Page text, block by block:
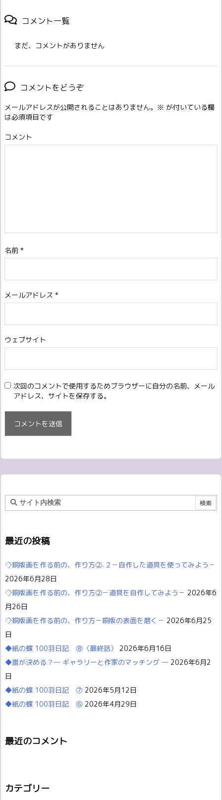
コメント一覧
まだ、コメントがありません
コメントをどうぞ
メールアドレスが公開されることはありません。 ※ が付いている欄
は必須項目です
コメント
名前 *
メールアドレス *
ウェブサイト
次回のコメントで使用するためブラウザーに自分の名前、メール
アドレス、サイトを保存する。
最近の投稿
◇銅版画を作る前の、作り方②₋２－自作した道具を使ってみよう－
2026年6月28日
◇銅版画を作る前の、作り方②－道具を自作してみよう－ 2026年6
月26日
◇銅版画を作る前の、作り方－銅版の表面を磨く－ 2026年6月25
日
◆紙の蝶 100羽日記 ⓼〈最終話〉
2026年6月16日
◆誰が決める？― ギャラリーと作家のマッチング ― 2026年6月2
日
◆紙の蝶 100羽日記 ⓻ 2026年5月12日
◆紙の蝶 100羽日記 ⓺ 2026年4月29日
最近のコメント
カテゴリー